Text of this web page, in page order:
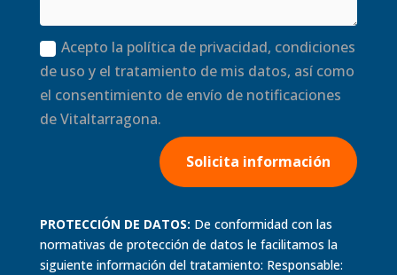
Acepto la política de privacidad, condiciones
de uso y el tratamiento de mis datos, así como
el consentimiento de envío de notificaciones
de Vitaltarragona.
Solicita información
PROTECCIÓN DE DATOS: De conformidad con las
normativas de protección de datos le facilitamos la
siguiente información del tratamiento: Responsable: